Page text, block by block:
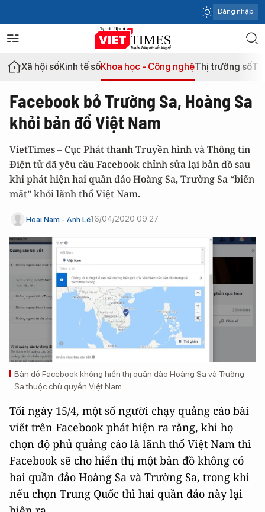
Đăng nhập
Xã hội sốKinh tế sốKhoa học - Công nghệThị trường số
Facebook bỏ Trường Sa, Hoàng Sa
khỏi bản đồ Việt Nam
VietTimes – Cục Phát thanh Truyền hình và Thông tin
Điện tử đã yêu cầu Facebook chỉnh sửa lại bản đồ sau
khi phát hiện hai quần đảo Hoàng Sa, Trường Sa “biến
mất” khỏi lãnh thổ Việt Nam.
Hoài Nam - Anh Lê16/04/2020 09:27
Bản đồ Facebook không hiển thị quần đảo Hoàng Sa và Trường
Sa thuộc chủ quyền Việt Nam
Tối ngày 15/4, một số người chạy quảng cáo bài
viết trên Facebook phát hiện ra rằng, khi họ
chọn độ phủ quảng cáo là lãnh thổ Việt Nam thì
Facebook sẽ cho hiển thị một bản đồ không có
hai quần đảo Hoàng Sa và Trường Sa, trong khi
nếu chọn Trung Quốc thì hai quần đảo này lại